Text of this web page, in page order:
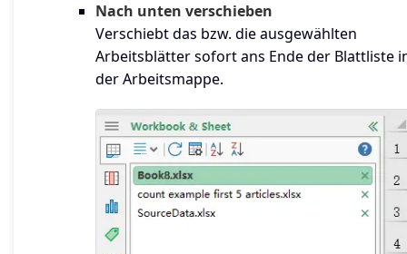
Nach unten verschieben
Verschiebt das bzw. die ausgewählten
Arbeitsblätter sofort ans Ende der Blattliste
der Arbeitsmappe.